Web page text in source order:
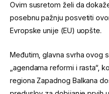
Ovim susretom želi da
posebnu pažnju posvetiti
Evropske unije (EU) uopšte.
Međutim, glavna svrha ovog
„agendama reformi i rasta“,
regiona Zapadnog Balkana